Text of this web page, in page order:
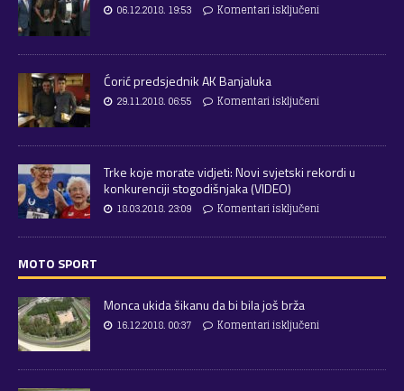
06.12.2018. 19:53 Komentari isključeni
Ćorić predsjednik AK Banjaluka
29.11.2018. 06:55 Komentari isključeni
Trke koje morate vidjeti: Novi svjetski rekordi u
konkurenciji stogodišnjaka (VIDEO)
18.03.2018. 23:09 Komentari isključeni
MOTO SPORT
Monca ukida šikanu da bi bila još brža
16.12.2018. 00:37 Komentari isključeni